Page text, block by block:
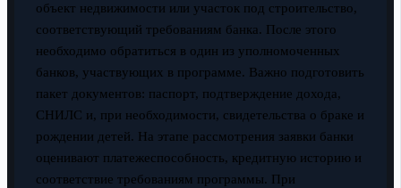
объект недвижимости или участок под строительство,
соответствующий требованиям банка. После этого
необходимо обратиться в один из уполномоченных
банков, участвующих в программе. Важно подготовить
пакет документов: паспорт, подтверждение дохода,
СНИЛС и, при необходимости, свидетельства о браке и
рождении детей. На этапе рассмотрения заявки банки
оценивают платежеспособность, кредитную историю и
соответствие требованиям программы. При